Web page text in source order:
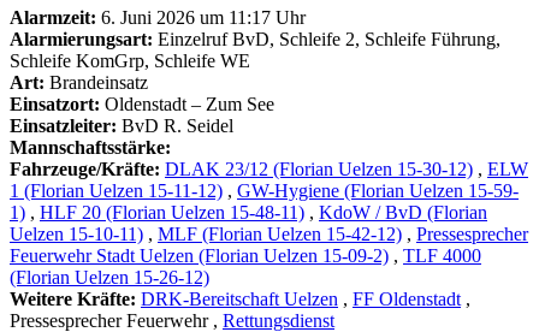
Alarmzeit: 6. Juni 2026 um 11:17 Uhr
Alarmierungsart: Einzelruf BvD, Schleife 2, Schleife Führung,
Schleife KomGrp, Schleife WE
Art: Brandeinsatz
Einsatzort: Oldenstadt – Zum See
Einsatzleiter: BvD R. Seidel
Mannschaftsstärke:
Fahrzeuge/Kräfte: DLAK 23/12 (Florian Uelzen 15-30-12) , ELW
1 (Florian Uelzen 15-11-12) , GW-Hygiene (Florian Uelzen 15-59-
1) , HLF 20 (Florian Uelzen 15-48-11) , KdoW / BvD (Florian
Uelzen 15-10-11) , MLF (Florian Uelzen 15-42-12) , Pressesprecher
Feuerwehr Stadt Uelzen (Florian Uelzen 15-09-2) , TLF 4000
(Florian Uelzen 15-26-12)
Weitere Kräfte: DRK-Bereitschaft Uelzen , FF Oldenstadt ,
Pressesprecher Feuerwehr , Rettungsdienst